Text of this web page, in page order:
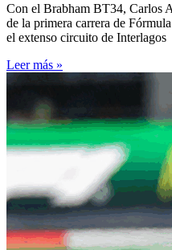
Con el Brabham BT34, Carlos
de la primera carrera de
el extenso circuito de Interlagos
Leer más »